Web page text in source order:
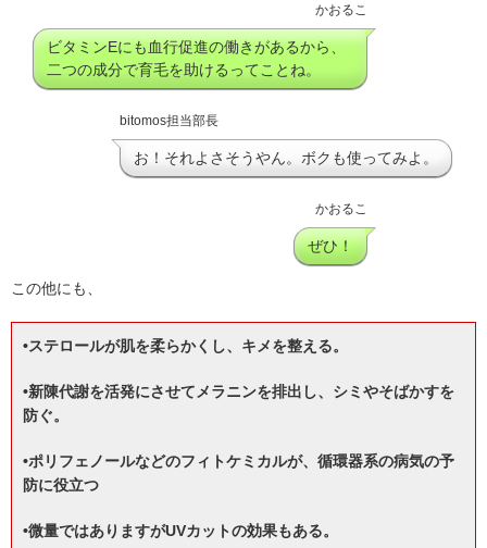
かおるこ
ビタミンEにも血行促進の働きがあるから、
二つの成分で育毛を助けるってことね。
bitomos担当部長
お！それよさそうやん。ボクも使ってみよ。
かおるこ
ぜひ！
この他にも、
•ステロールが肌を柔らかくし、キメを整える。
•新陳代謝を活発にさせてメラニンを排出し、シミやそばかすを
防ぐ。
•ポリフェノールなどのフィトケミカルが、循環器系の病気の予
防に役立つ
•微量ではありますがUVカットの効果もある。